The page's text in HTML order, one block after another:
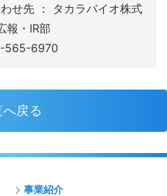
せ先 ： タカラバイオ株式
報・IR部
565-6970
戻る
事業紹介